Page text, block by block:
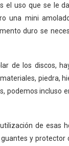
el uso que se le
una mini
duro se
de los discos,
piedra,
podemos incluso
de esas
y protector